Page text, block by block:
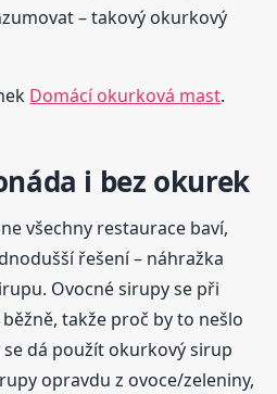
– takový okurkový
Domácí okurková mast.
i bez okurek
všechny restaurace baví,
řešení – náhražka
Ovocné sirupy se při
takže proč by to nešlo
dá použít okurkový sirup
opravdu z ovoce/zeleniny,